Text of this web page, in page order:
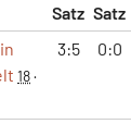
Satz Satz
18·
3:5 0:0